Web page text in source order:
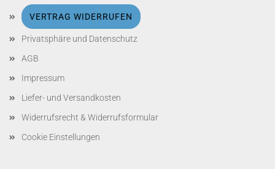
VERTRAG WIDERRUFEN
Privatsphäre und Datenschutz
AGB
Impressum
Liefer- und Versandkosten
Widerrufsrecht & Widerrufsformular
Cookie Einstellungen